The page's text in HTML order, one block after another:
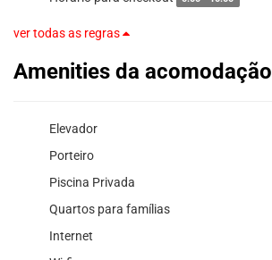
ver todas as regras
Amenities da acomodação
Elevador
Porteiro
Piscina Privada
Quartos para famílias
Internet